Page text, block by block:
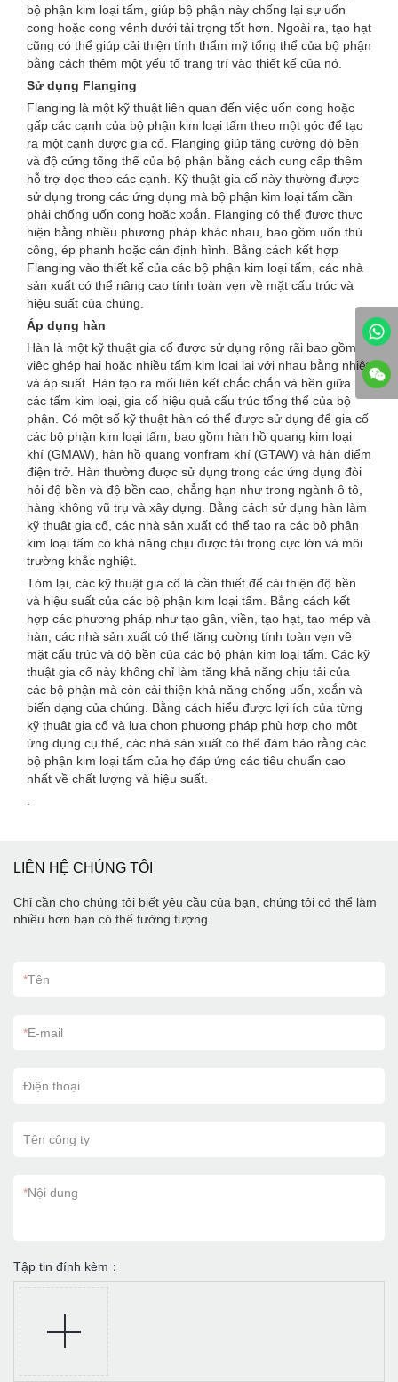
bộ phận kim loại tấm, giúp bộ phận này chống lại sự uốn
cong hoặc cong vênh dưới tải trọng tốt hơn. Ngoài ra, tạo hạt
cũng có thể giúp cải thiện tính thẩm mỹ tổng thể của bộ phận
bằng cách thêm một yếu tố trang trí vào thiết kế của nó.
Sử dụng Flanging
Flanging là một kỹ thuật liên quan đến việc uốn cong hoặc
gấp các cạnh của bộ phận kim loại tấm theo một góc để tạo
ra một cạnh được gia cố. Flanging giúp tăng cường độ bền
và độ cứng tổng thể của bộ phận bằng cách cung cấp thêm
hỗ trợ dọc theo các cạnh. Kỹ thuật gia cố này thường được
sử dụng trong các ứng dụng mà bộ phận kim loại tấm cần
phải chống uốn cong hoặc xoắn. ​​Flanging có thể được thực
hiện bằng nhiều phương pháp khác nhau, bao gồm uốn thủ
công, ép phanh hoặc cán định hình. Bằng cách kết hợp
Flanging vào thiết kế của các bộ phận kim loại tấm, các nhà
sản xuất có thể nâng cao tính toàn vẹn về mặt cấu trúc và
hiệu suất của chúng.
Áp dụng hàn
Hàn là một kỹ thuật gia cố được sử dụng rộng rãi bao gồm
việc ghép hai hoặc nhiều tấm kim loại lại với nhau bằng nhiệt
và áp suất. Hàn tạo ra mối liên kết chắc chắn và bền giữa
các tấm kim loại, gia cố hiệu quả cấu trúc tổng thể của bộ
phận. Có một số kỹ thuật hàn có thể được sử dụng để gia cố
các bộ phận kim loại tấm, bao gồm hàn hồ quang kim loại
khí (GMAW), hàn hồ quang vonfram khí (GTAW) và hàn điểm
điện trở. Hàn thường được sử dụng trong các ứng dụng đòi
hỏi độ bền và độ bền cao, chẳng hạn như trong ngành ô tô,
hàng không vũ trụ và xây dựng. Bằng cách sử dụng hàn làm
kỹ thuật gia cố, các nhà sản xuất có thể tạo ra các bộ phận
kim loại tấm có khả năng chịu được tải trọng cực lớn và môi
trường khắc nghiệt.
Tóm lại, các kỹ thuật gia cố là cần thiết để cải thiện độ bền
và hiệu suất của các bộ phận kim loại tấm. Bằng cách kết
hợp các phương pháp như tạo gân, viền, tạo hạt, tạo mép và
hàn, các nhà sản xuất có thể tăng cường tính toàn vẹn về
mặt cấu trúc và độ bền của các bộ phận kim loại tấm. Các kỹ
thuật gia cố này không chỉ làm tăng khả năng chịu tải của
các bộ phận mà còn cải thiện khả năng chống uốn, xoắn và
biến dạng của chúng. Bằng cách hiểu được lợi ích của từng
kỹ thuật gia cố và lựa chọn phương pháp phù hợp cho một
ứng dụng cụ thể, các nhà sản xuất có thể đảm bảo rằng các
bộ phận kim loại tấm của họ đáp ứng các tiêu chuẩn cao
nhất về chất lượng và hiệu suất.
LIÊN HỆ CHÚNG TÔI
Chỉ cần cho chúng tôi biết yêu cầu của bạn, chúng tôi có thể làm
nhiều hơn bạn có thể tưởng tượng.
*Tên
*E-mail
Điện thoại
Tên công ty
*Nội dung
Tập tin đính kèm：